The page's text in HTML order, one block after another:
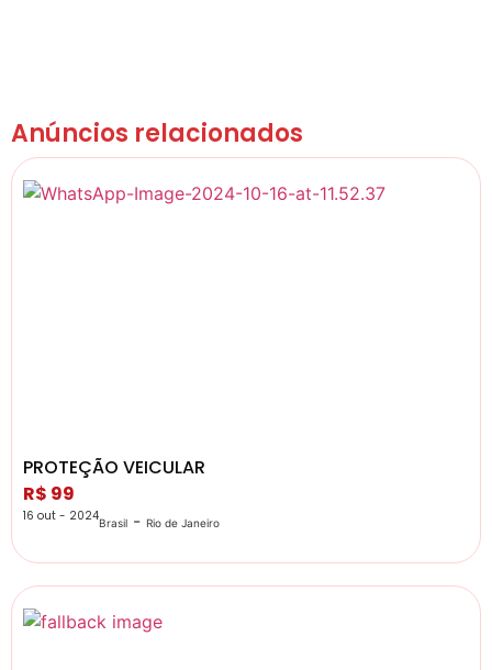
Anúncios relacionados
PROTEÇÃO VEICULAR
R$ 99
16 out - 2024Brasil - Rio de Janeiro